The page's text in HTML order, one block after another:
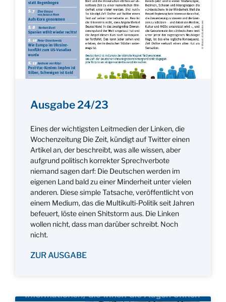
Ausgabe 24/23
Eines der wichtigsten Leitmedien der Linken, die
Wochenzeitung Die Zeit, kündigt auf Twitter einen
Artikel an, der beschreibt, was alle wissen, aber
aufgrund politisch korrekter Sprechverbote
niemand sagen darf: Die Deutschen werden im
eigenen Land bald zu einer Minderheit unter vielen
anderen. Diese simple Tatsache, veröffentlicht von
einem Medium, das die Multikulti-Politik seit Jahren
befeuert, löste einen Shitstorm aus. Die Linken
wollen nicht, dass man darüber schreibt. Noch
nicht.
ZUR AUSGABE